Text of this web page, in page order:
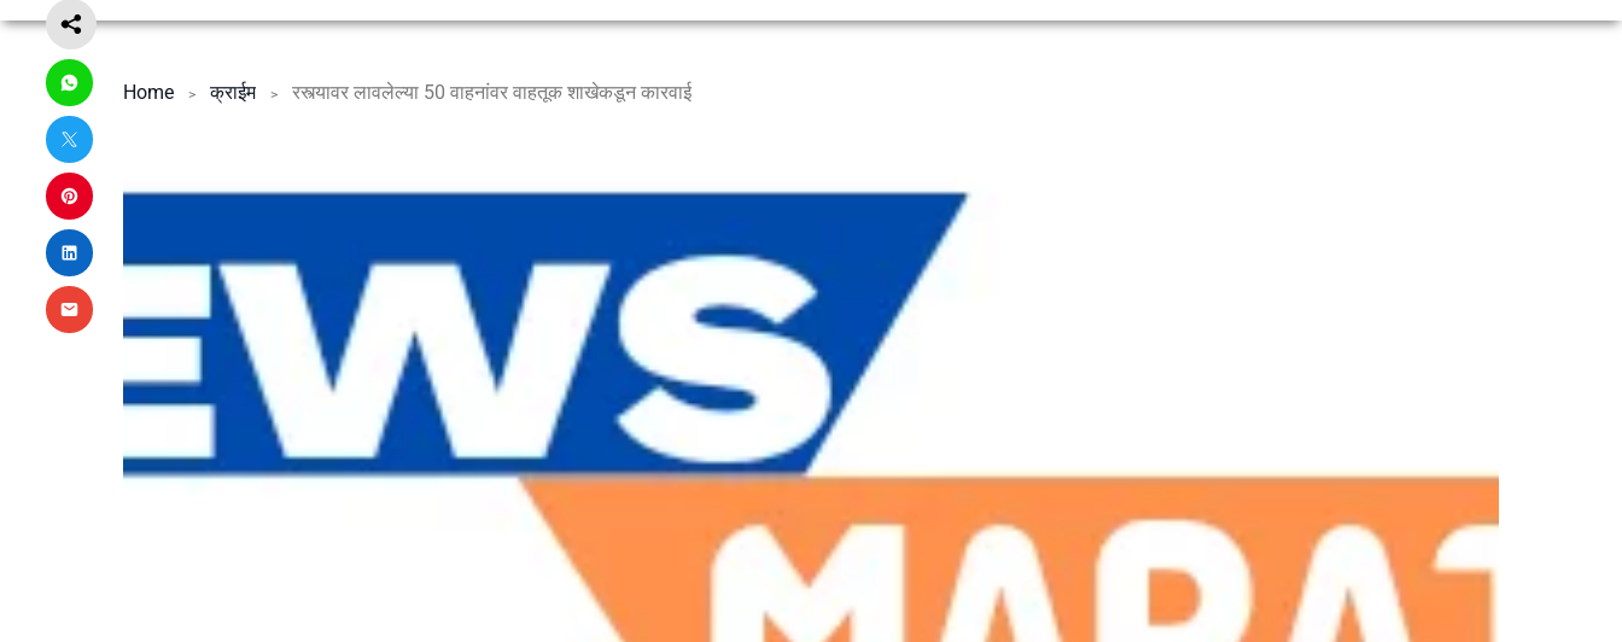
Home क्राईम रस्त्यावर लावलेल्या 50 वाहनांवर वाहतूक शाखेकडून कारवाई